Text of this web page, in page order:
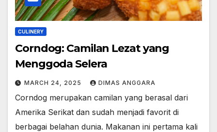
CULINERY
Corndog: Camilan Lezat yang
Menggoda Selera
MARCH 24, 2025 DIMAS ANGGARA
Corndog merupakan camilan yang berasal dari
Amerika Serikat dan sudah menjadi favorit di
berbagai belahan dunia. Makanan ini pertama kali